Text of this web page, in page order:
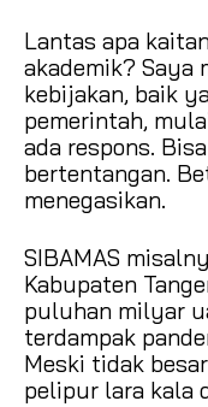
Lantas apa
akademik? Saya
kebijakan, baik
pemerintah,
ada respons.
bertentangan.
menegasikan.
SIBAMAS
Kabupaten
puluhan milyar
terdampak
Meski tidak
pelipur lara kala